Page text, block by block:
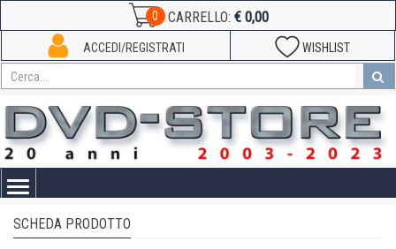
0 CARRELLO: € 0,00
WISHLIST
ACCEDI/REGISTRATI
Toggle
SCHEDA PRODOTTO